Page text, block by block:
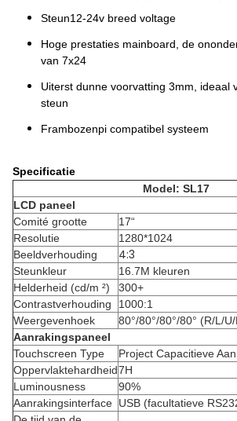
Steun12-24v breed voltage
Hoge prestaties mainboard, de
van 7x24
Uiterst dunne voorvatting 3mm, ideaal
steun
Frambozenpi compatibel systeem
Specificatie
Model: SL17
LCD paneel
Comité grootte
17“
Resolutie
1280*1024
Beeldverhouding
4:3
Steunkleur
16.7M kleuren
Helderheid (cd/m ²)
300+
Contrastverhouding
1000:1
Weergevenhoek
80°/80°/80°/80° (R/L/
Aanrakingspaneel
Touchscreen Type
Project Capacitieve
Oppervlaktehardheid7H
Luminousness
90%
Aanrakingsinterface USB (facultatieve